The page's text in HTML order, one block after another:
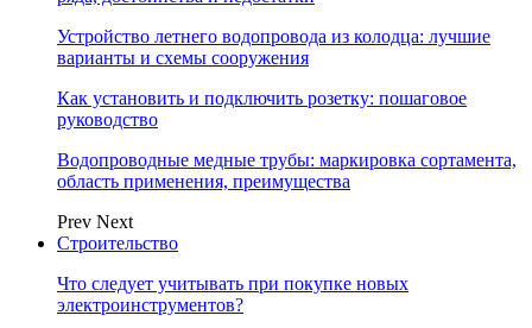
Устройство летнего водопровода из колодца: лучшие
варианты и схемы сооружения
Как установить и подключить розетку: пошаговое
руководство
Водопроводные медные трубы: маркировка сортамента,
область применения, преимущества
Prev Next
Строительство
Что следует учитывать при покупке новых
электроинструментов?